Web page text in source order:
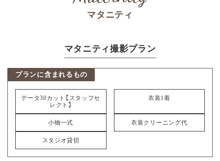
マタニティ
マタニティ撮影プラン
プランに含まれるもの
データ30カット【スタッフセ
レクト】
衣装1着
小物一式 衣装クリーニング代
スタジオ貸切